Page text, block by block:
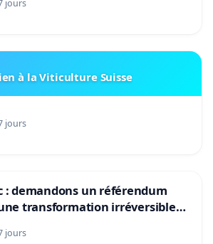
jours
à la Viticulture Suisse
jours
: demandons un référendum
transformation irréversible
»
jours